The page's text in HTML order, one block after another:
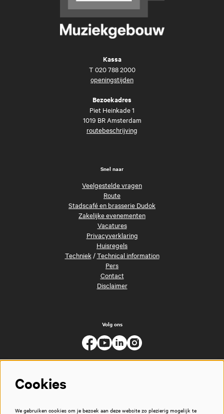
Kassa
T 020 788 2000
openingstijden
Bezoekadres
Piet Heinkade 1
1019 BR Amsterdam
routebeschrijving
Snel naar
Veelgestelde vragen
Route
Stadscafé en brasserie Dudok
Zakelijke evenementen
Vacatures
Privacyverklaring
Huisregels
Techniek/Technical information
Pers
Contact
Disclaimer
Volg ons
Cookies
We gebruiken cookies om je bezoek aan deze website zo plezierig mogelijk te